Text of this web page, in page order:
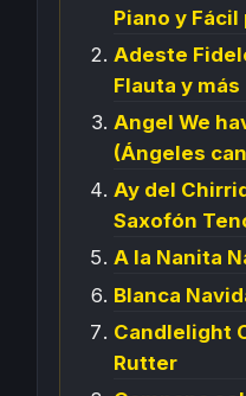
Piano y
Adeste
Flauta y más
Angel We
(Ángeles
Ay del
Saxofón
A la Nanita
Blanca
Candlelight
Rutter